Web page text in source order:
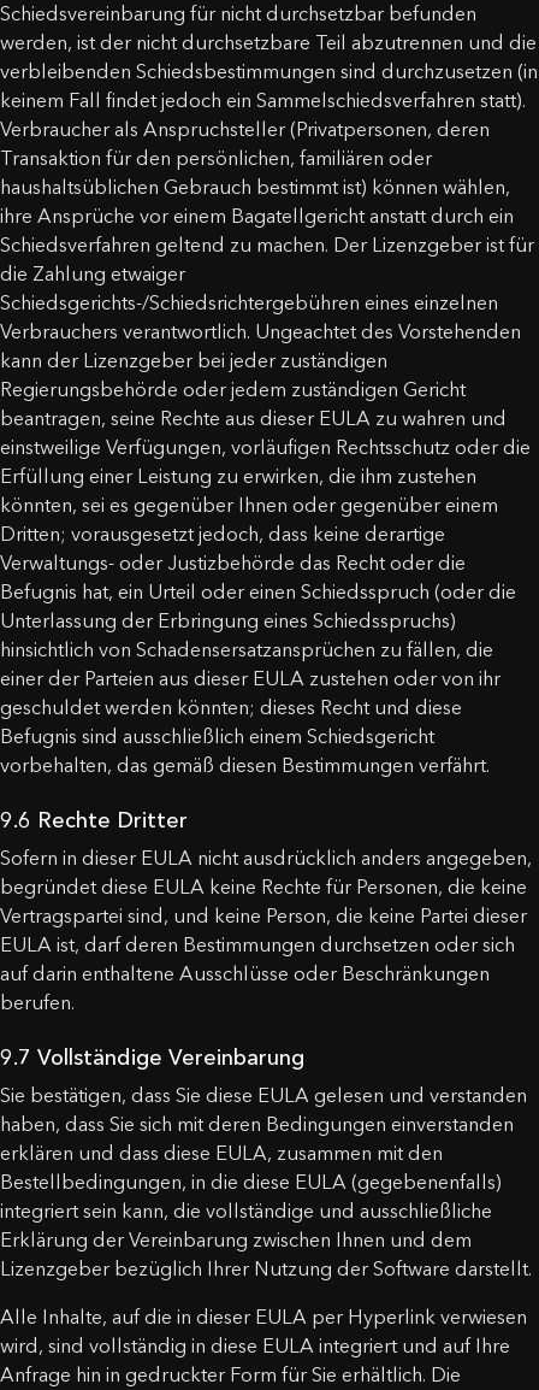
Schiedsvereinbarung für nicht durchsetzbar befunden
werden, ist der nicht durchsetzbare Teil abzutrennen und die
verbleibenden Schiedsbestimmungen sind durchzusetzen (in
keinem Fall findet jedoch ein Sammelschiedsverfahren statt).
Verbraucher als Anspruchsteller (Privatpersonen, deren
Transaktion für den persönlichen, familiären oder
haushaltsüblichen Gebrauch bestimmt ist) können wählen,
ihre Ansprüche vor einem Bagatellgericht anstatt durch ein
Schiedsverfahren geltend zu machen. Der Lizenzgeber ist für
die Zahlung etwaiger
Schiedsgerichts-/Schiedsrichtergebühren eines einzelnen
Verbrauchers verantwortlich. Ungeachtet des Vorstehenden
kann der Lizenzgeber bei jeder zuständigen
Regierungsbehörde oder jedem zuständigen Gericht
beantragen, seine Rechte aus dieser EULA zu wahren und
einstweilige Verfügungen, vorläufigen Rechtsschutz oder die
Erfüllung einer Leistung zu erwirken, die ihm zustehen
könnten, sei es gegenüber Ihnen oder gegenüber einem
Dritten; vorausgesetzt jedoch, dass keine derartige
Verwaltungs- oder Justizbehörde das Recht oder die
Befugnis hat, ein Urteil oder einen Schiedsspruch (oder die
Unterlassung der Erbringung eines Schiedsspruchs)
hinsichtlich von Schadensersatzansprüchen zu fällen, die
einer der Parteien aus dieser EULA zustehen oder von ihr
geschuldet werden könnten; dieses Recht und diese
Befugnis sind ausschließlich einem Schiedsgericht
vorbehalten, das gemäß diesen Bestimmungen verfährt.
9.6 Rechte Dritter
Sofern in dieser EULA nicht ausdrücklich anders angegeben,
begründet diese EULA keine Rechte für Personen, die keine
Vertragspartei sind, und keine Person, die keine Partei dieser
EULA ist, darf deren Bestimmungen durchsetzen oder sich
auf darin enthaltene Ausschlüsse oder Beschränkungen
berufen.
9.7 Vollständige Vereinbarung
Sie bestätigen, dass Sie diese EULA gelesen und verstanden
haben, dass Sie sich mit deren Bedingungen einverstanden
erklären und dass diese EULA, zusammen mit den
Bestellbedingungen, in die diese EULA (gegebenenfalls)
integriert sein kann, die vollständige und ausschließliche
Erklärung der Vereinbarung zwischen Ihnen und dem
Lizenzgeber bezüglich Ihrer Nutzung der Software darstellt.
Alle Inhalte, auf die in dieser EULA per Hyperlink verwiesen
wird, sind vollständig in diese EULA integriert und auf Ihre
Anfrage hin in gedruckter Form für Sie erhältlich. Die